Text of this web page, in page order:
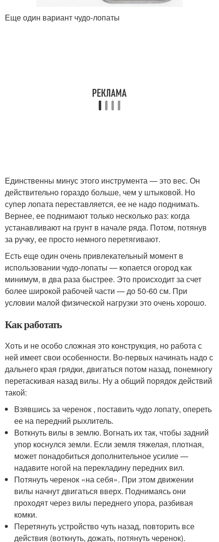
Еще один вариант чудо-лопаты
Единственны минус этого инструмента — это вес. Он
действительно гораздо больше, чем у штыковой. Но
супер лопата переставляется, ее не надо поднимать.
Вернее, ее поднимают только несколько раз: когда
устанавливают на грунт в начале ряда. Потом, потянув
за ручку, ее просто немного перетягивают.
Есть еще один очень привлекательный момент в
использовании чудо-лопаты — копается огород как
минимум, в два раза быстрее. Это происходит за счет
более широкой рабочей части — до 50-60 см. При
условии малой физической нагрузки это очень хорошо.
Как работать
Хоть и не особо сложная это конструкция, но работа с
ней имеет свои особенности. Во-первых начинать надо с
дальнего края грядки, двигаться потом назад, понемногу
перетаскивая назад вилы. Ну а общий порядок действий
такой:
Взявшись за черенок , поставить чудо лопату, опереть
ее на передний рыхлитель.
Воткнуть вилы в землю. Вогнать их так, чтобы задний
упор коснулся земли. Если земля тяжелая, плотная,
может понадобиться дополнительное усилие —
надавите ногой на перекладину передних вил.
Потянуть черенок «на себя». При этом движении
вилы начнут двигаться вверх. Поднимаясь они
проходят через вилы переднего упора, разбивая
комки.
Перетянуть устройство чуть назад, повторить все
действия (воткнуть, дожать, потянуть черенок).